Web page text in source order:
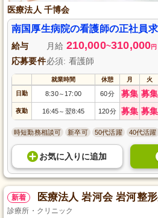
医療法人 千博会
南国厚生病院の看護師の正社員
給与 月給 210,000~310,000円
応募要件必須: 看護師
就業時間 休憩 月 火
日勤 8:30～ 17:00 60分 募集 募集
夜勤 16:45～ 翌8:45 120分 募集 募集
時短勤務相談可 新卒可 50代活躍 40代活躍
お気に入り に追加
新着 医療法人 岩河会 岩河整
診療所・クリニック